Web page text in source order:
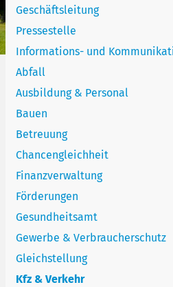
Geschäftsleitung
Pressestelle
Informations- und
Abfall
Ausbildung & Personal
Bauen
Betreuung
Chancengleichheit
Finanzverwaltung
Förderungen
Gesundheitsamt
Gewerbe & Verbraucherschutz
Gleichstellung
Kfz & Verkehr